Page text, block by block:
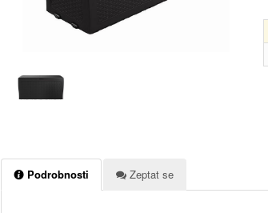
Podrobnosti Zeptat se